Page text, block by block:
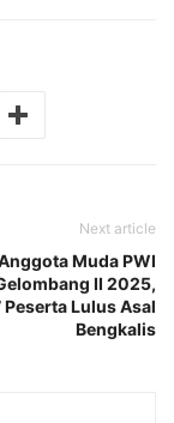
Next article
Muda PWI
II 2025,
Peserta Lulus Asal
Bengkalis